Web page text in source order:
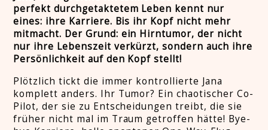
perfekt durchgetaktetem Leben kennt nur
eines: ihre Karriere. Bis ihr Kopf nicht mehr
mitmacht. Der Grund: ein Hirntumor, der nicht
nur ihre Lebenszeit verkürzt, sondern auch ihre
Persönlichkeit auf den Kopf stellt!
Plötzlich tickt die immer kontrollierte Jana
komplett anders. Ihr Tumor? Ein chaotischer Co-
Pilot, der sie zu Entscheidungen treibt, die sie
früher nicht mal im Traum getroffen hätte! Bye-